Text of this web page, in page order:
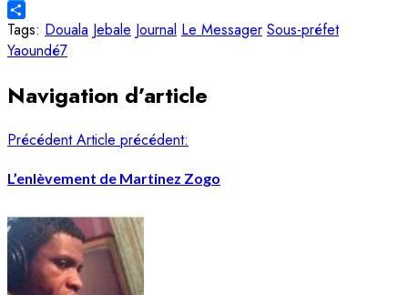
Twitter
Share
Tags: Douala Jebale Journal Le Messager Sous-préfet
Yaoundé7
Navigation d’article
Précédent Article précédent:
L’enlèvement de Martinez Zogo